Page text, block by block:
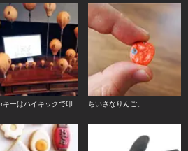
キーはハイキックで叩
ちいさなりんご。